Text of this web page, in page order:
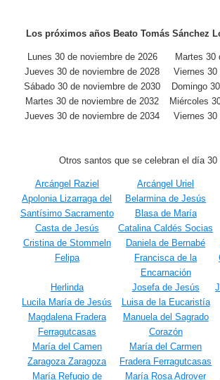
Los próximos años Beato Tomás Sánchez
Lunes 30 de noviembre de 2026
Martes 30
Jueves 30 de noviembre de 2028
Viernes 30
Sábado 30 de noviembre de 2030
Domingo
Martes 30 de noviembre de 2032
Miércoles
Jueves 30 de noviembre de 2034
Viernes 30
Otros santos que se celebran el día 30
Arcángel Raziel Arcángel Uriel
Apolonia Lizarraga del
Santísimo Sacramento
Belarmina de Jesús
Blasa de María
Casta de Jesús
Catalina Caldés Socias
Cristina de Stommeln
Daniela de Bernabé
Felipa
Francisca de la
Encarnación
Herlinda
Josefa de Jesús
Lucila María de Jesús
Luisa de la Eucaristía
Magdalena Fradera
Ferragutcasas
Manuela del Sagrado
Corazón
María del Camen
Zaragoza Zaragoza
María del Carmen
Fradera Ferragutcasas
María Refugio de
María Rosa Adrover